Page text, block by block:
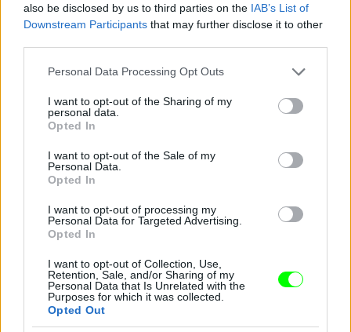
also be disclosed by us to third parties on the IAB’s List of
Downstream Participants that may further disclose it to other
Please note that this website/app uses one or more Google
not limited to your visit or usage behaviour. You may click to
grant or deny consent to Google and its third-party tags to
use your data for below specified purposes in below Google
consent section.
Personal Data Processing Opt Outs
I want to opt-out of the Sharing of my
personal data.
Opted In
I want to opt-out of the Sale of my
Personal Data.
Opted In
I want to opt-out of processing my
Personal Data for Targeted Advertising.
Opted In
I want to opt-out of Collection, Use,
Retention, Sale, and/or Sharing of my
Personal Data that Is Unrelated with the
Purposes for which it was collected.
Opted Out
Diszkós Paris Hilton
Fotó: / Velvet